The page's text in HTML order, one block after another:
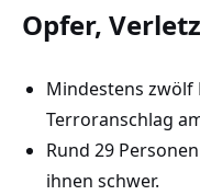
Opfer,
Mindestens zwölf
Terroranschlag
Rund 29
ihnen schwer.